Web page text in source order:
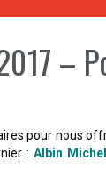
–
pour nous
: Albin Michel